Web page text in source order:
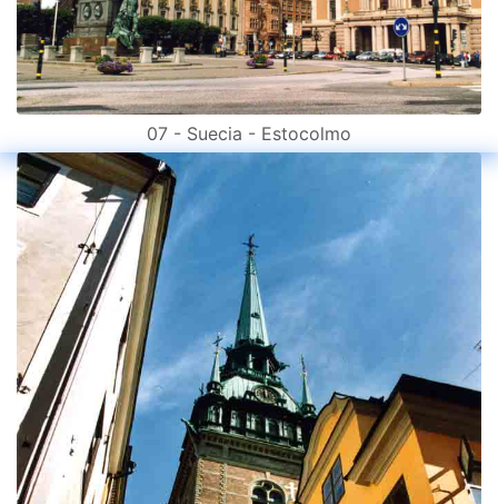
07 - Suecia - Estocolmo